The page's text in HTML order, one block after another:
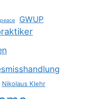
GWUP
Nikolaus Klehr